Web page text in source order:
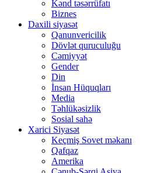
Kənd təsərrüfatı
Biznes
Daxili siyasət
Qanunvericilik
Dövlət quruculuğu
Cəmiyyət
Gender
Din
İnsan Hüquqları
Media
Təhlükəsizlik
Sosial sahə
Xarici Siyasət
Keçmiş Sovet məkanı
Qafqaz
Amerika